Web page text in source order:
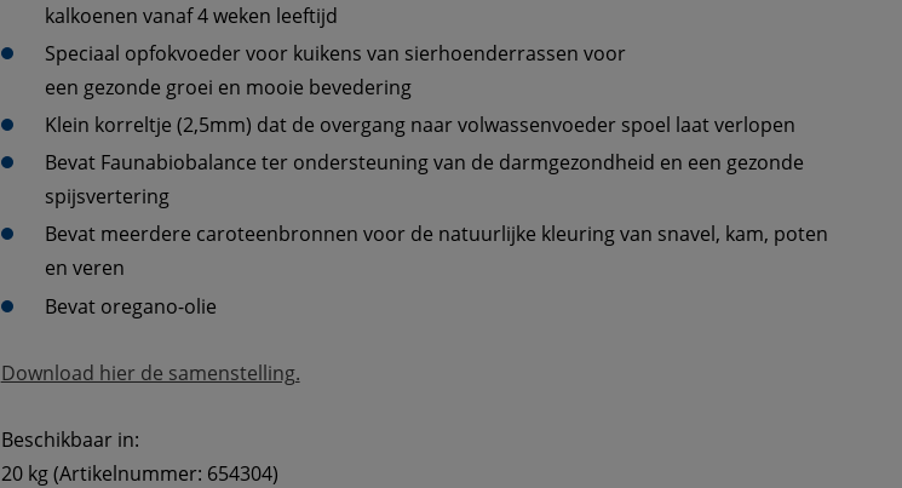
kalkoenen vanaf 4 weken leeftijd
Speciaal opfokvoeder voor kuikens van sierhoenderrassen voor
een gezonde groei en mooie bevedering
Klein korreltje (2,5mm) dat de overgang naar volwassenvoeder spoel laat verlopen
Bevat Faunabiobalance ter ondersteuning van de darmgezondheid en een gezonde
spijsvertering
Bevat meerdere caroteenbronnen voor de natuurlijke kleuring van snavel, kam, poten
en veren
Bevat oregano-olie
Download hier de samenstelling.
Beschikbaar in:
20 kg (Artikelnummer: 654304)